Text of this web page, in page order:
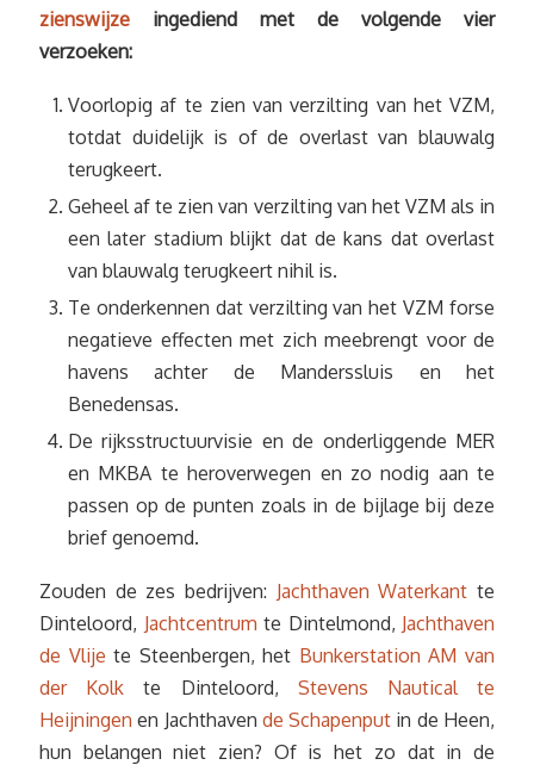
zienswijze ingediend met de volgende vier
verzoeken:
Voorlopig af te zien van verzilting van het VZM,
totdat duidelijk is of de overlast van blauwalg
terugkeert.
Geheel af te zien van verzilting van het VZM als in
een later stadium blijkt dat de kans dat overlast
van blauwalg terugkeert nihil is.
Te onderkennen dat verzilting van het VZM forse
negatieve effecten met zich meebrengt voor de
havens achter de Manderssluis en het
Benedensas.
De rijksstructuurvisie en de onderliggende MER
en MKBA te heroverwegen en zo nodig aan te
passen op de punten zoals in de bijlage bij deze
brief genoemd.
Zouden de zes bedrijven: Jachthaven Waterkant te
Dinteloord, Jachtcentrum te Dintelmond, Jachthaven
de Vlijete Steenbergen, het Bunkerstation AM van
der Kolk te Dinteloord, Stevens Nautical te
Heijningen en Jachthaven de Schapenput in de Heen,
hun belangen niet zien? Of is het zo dat in de